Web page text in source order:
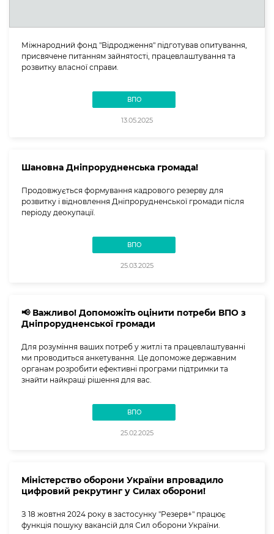
Міжнародний фонд "Відродження" підготував опитування,
присвячене питанням зайнятості, працевлаштування та
розвитку власної справи.
ВПО
13.05.2025
Шановна Дніпрорудненська громада!
Продовжується формування кадрового резерву для
розвитку і відновлення Дніпрорудненської громади після
періоду деокупації.
ВПО
25.03.2025
📢 Важливо! Допоможіть оцінити потреби ВПО з
Дніпрорудненської громади
Для розуміння ваших потреб у житлі та працевлаштуванні
ми проводиться анкетування. Це допоможе державним
органам розробити ефективні програми підтримки та
знайти найкращі рішення для вас.
ВПО
25.02.2025
Міністерство оборони України впровадило
цифровий рекрутинг у Силах оборони!
З 18 жовтня 2024 року в застосунку "Резерв+" працює
функція пошуку вакансій для Сил оборони України.